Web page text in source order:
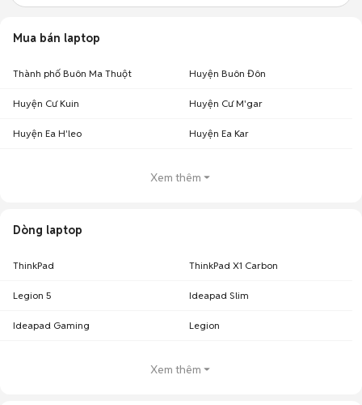
Mua bán laptop
Thành phố Buôn Ma Thuột Huyện Buôn Đôn
Huyện Cư Kuin Huyện Cư M'gar
Huyện Ea H'leo Huyện Ea Kar
Xem thêm
Dòng laptop
ThinkPad ThinkPad X1 Carbon
Legion 5 Ideapad Slim
Ideapad Gaming Legion
Xem thêm